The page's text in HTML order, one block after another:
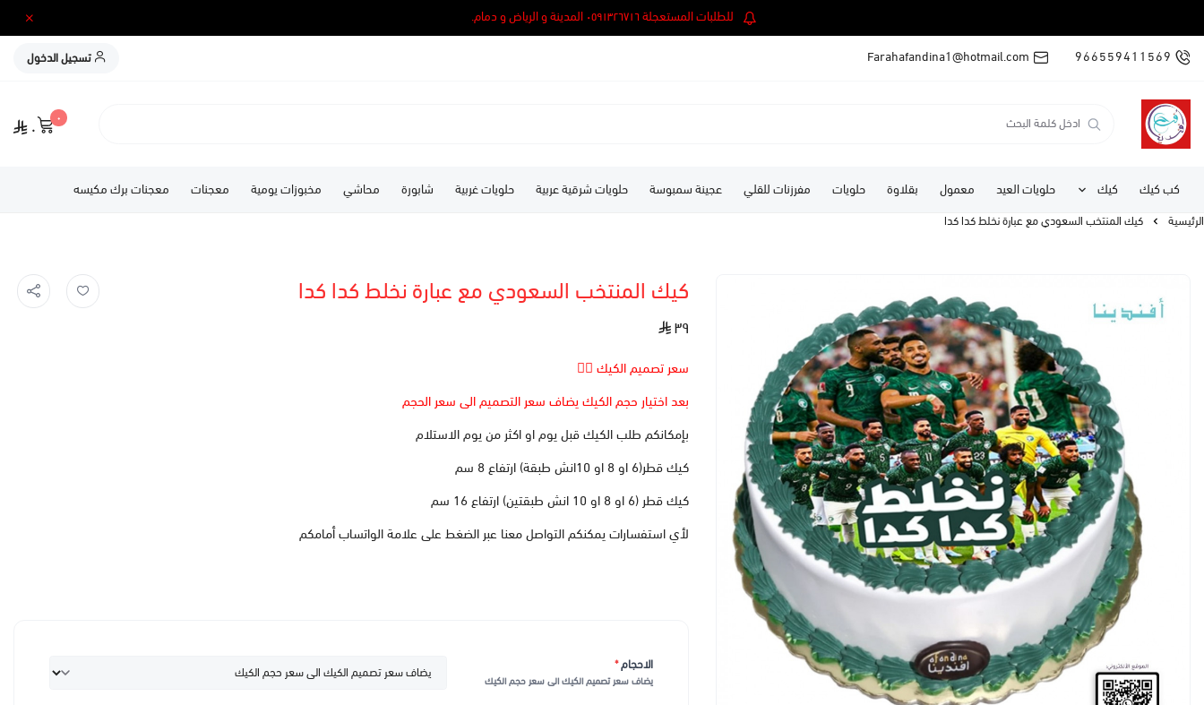
للطلبات المستعجلة ٠٥٩١٣٢٦٧١٦ المدينة و الرياض و دمام.
966559411569
Farahafandina1@hotmail.com تسجيل الدخول
٠
٠
كب كيك كيك حلويات العيد معمول بقلاوة حلويات مفرزنات للقلي عجينة سمبوسة حلويات شرقية عربية حلويات غربية شابورة محاشي مخبوزات يومية معجنات معجنات برك مكيسه
الرئيسية كيك المنتخب السعودي مع عبارة نخلط كدا كدا
كيك المنتخب السعودي مع عبارة نخلط كدا كدا
٣٩
سعر تصميم الكيك 👆🏻
بعد اختيار حجم الكيك يضاف سعر التصميم الى سعر الحجم
بإمكانكم طلب الكيك قبل يوم او اكثر من يوم الاستلام
كيك قطر(6 او 8 او 10انش طبقة) ارتفاع 8 سم
كيك قطر (6 او 8 او 10 انش طبقتين) ارتفاع 16 سم
لأي استفسارات يمكنكم التواصل معنا عبر الضغط على علامة الواتساب أمامكم
الاحجام*
يضاف سعر تصميم الكيك الى سعر حجم الكيك